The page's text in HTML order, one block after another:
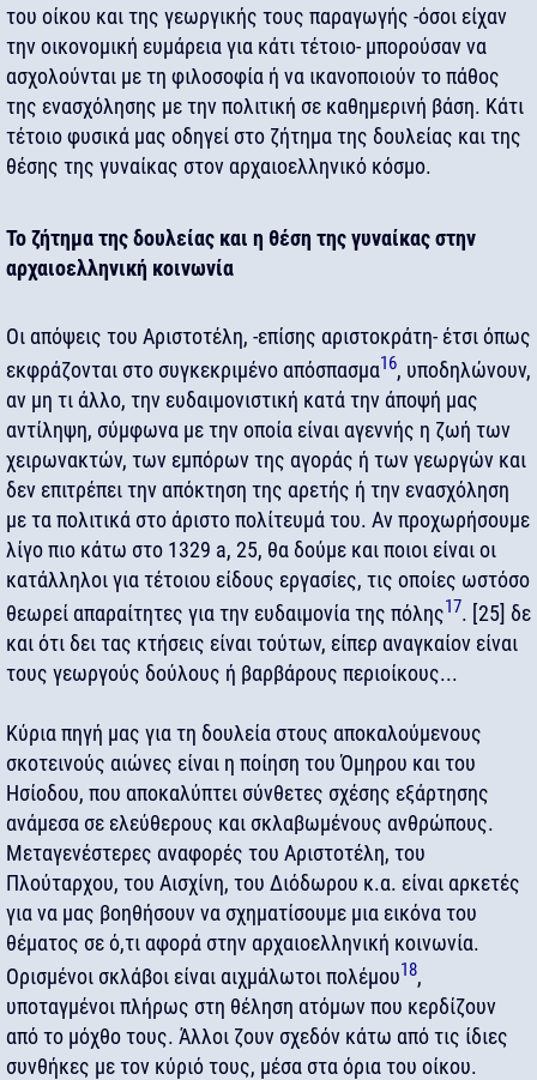
του οίκου και της γεωργικής τους παραγωγής -όσοι είχαν
την οικονομική ευμάρεια για κάτι τέτοιο- μπορούσαν να
ασχολούνται με τη φιλοσοφία ή να ικανοποιούν το πάθος
της ενασχόλησης με την πολιτική σε καθημερινή βάση. Κάτι
τέτοιο φυσικά μας οδηγεί στο ζήτημα της δουλείας και της
θέσης της γυναίκας στον αρχαιοελληνικό κόσμο.
Το ζήτημα της δουλείας και η θέση της γυναίκας στην
αρχαιοελληνική κοινωνία
Οι απόψεις του Αριστοτέλη, -επίσης αριστοκράτη- έτσι όπως
εκφράζονται στο συγκεκριμένο απόσπασμα16, υποδηλώνουν,
αν μη τι άλλο, την ευδαιμονιστική κατά την άποψή μας
αντίληψη, σύμφωνα με την οποία είναι αγεννής η ζωή των
χειρωνακτών, των εμπόρων της αγοράς ή των γεωργών και
δεν επιτρέπει την απόκτηση της αρετής ή την ενασχόληση
με τα πολιτικά στο άριστο πολίτευμά του. Αν προχωρήσουμε
λίγο πιο κάτω στο 1329 a, 25, θα δούμε και ποιοι είναι οι
κατάλληλοι για τέτοιου είδους εργασίες, τις οποίες ωστόσο
θεωρεί απαραίτητες για την ευδαιμονία της πόλης17. [25] δε
και ότι δει τας κτήσεις είναι τούτων, είπερ αναγκαίον είναι
τους γεωργούς δούλους ή βαρβάρους περιοίκους...
Κύρια πηγή μας για τη δουλεία στους αποκαλούμενους
σκοτεινούς αιώνες είναι η ποίηση του Όμηρου και του
Ησίοδου, που αποκαλύπτει σύνθετες σχέσης εξάρτησης
ανάμεσα σε ελεύθερους και σκλαβωμένους ανθρώπους.
Μεταγενέστερες αναφορές του Αριστοτέλη, του
Πλούταρχου, του Αισχίνη, του Διόδωρου κ.α. είναι αρκετές
για να μας βοηθήσουν να σχηματίσουμε μια εικόνα του
θέματος σε ό,τι αφορά στην αρχαιοελληνική κοινωνία.
Ορισμένοι σκλάβοι είναι αιχμάλωτοι πολέμου18,
υποταγμένοι πλήρως στη θέληση ατόμων που κερδίζουν
από το μόχθο τους. Άλλοι ζουν σχεδόν κάτω από τις ίδιες
συνθήκες με τον κύριό τους, μέσα στα όρια του οίκου.